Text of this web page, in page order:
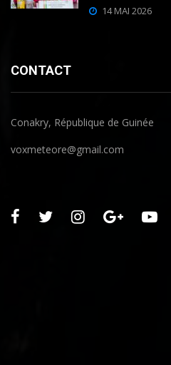
14 MAI 2026
CONTACT
Conakry, République de Guinée
voxmeteore@gmail.com